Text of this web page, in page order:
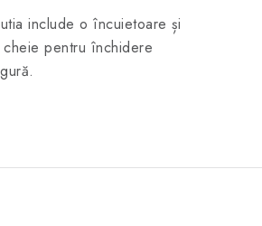
include o încuietoare și
pentru închidere